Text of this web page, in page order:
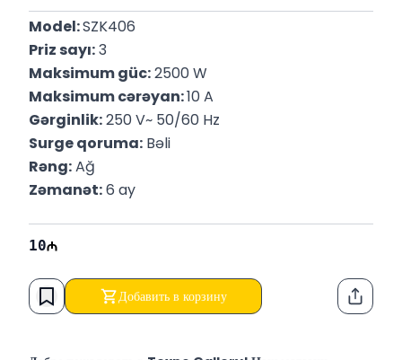
Model: SZK406
Priz sayı: 3
Maksimum güc: 2500 W
Maksimum cərəyan: 10 A
Gərginlik: 250 V~ 50/60 Hz
Surge qoruma: Bəli
Rəng: Ağ
Zəmanət: 6 ay
10
Добавить в корзину